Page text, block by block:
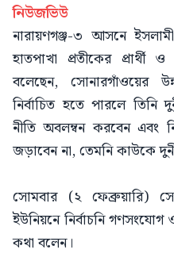
নিউজভিউ
নারায়ণগঞ্জ-৩ আসনে
হাতপাখা প্রতীকের প্রার্থী
বলেছেন, সোনারগাঁওয়ের
নির্বাচিত হতে পারলে তিনি
নীতি অবলম্বন করবেন এবং
জড়াবেন না, তেমনি কাউকে
সোমবার (২ ফেব্রুয়ারি)
ইউনিয়নে নির্বাচনি
কথা বলেন।